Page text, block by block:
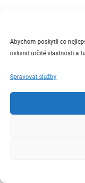
Abychom poskytli co
ovlivnit určité vlastnosti a
Spravovat služby